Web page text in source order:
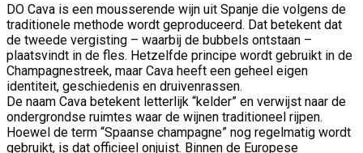
DO Cava is een mousserende wijn uit Spanje die volgens de
traditionele methode wordt geproduceerd. Dat betekent dat
de tweede vergisting – waarbij de bubbels ontstaan –
plaatsvindt in de fles. Hetzelfde principe wordt gebruikt in de
Champagnestreek, maar Cava heeft een geheel eigen
identiteit, geschiedenis en druivenrassen.
De naam Cava betekent letterlijk “kelder” en verwijst naar de
ondergrondse ruimtes waar de wijnen traditioneel rijpen.
Hoewel de term “Spaanse champagne” nog regelmatig wordt
gebruikt, is dat officieel onjuist. Binnen de Europese